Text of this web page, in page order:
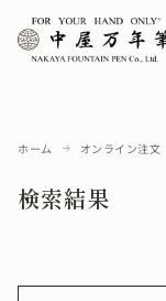
ホーム オンライン注文
検索結果